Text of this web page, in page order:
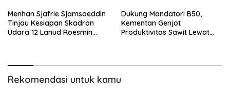
Menhan Sjafrie Sjamsoeddin
Tinjau Kesiapan Skadron
Udara 12 Lanud Roesmin
Dukung Mandatori B50,
Kementan Genjot
Produktivitas Sawit Lewat
Rekomendasi untuk kamu